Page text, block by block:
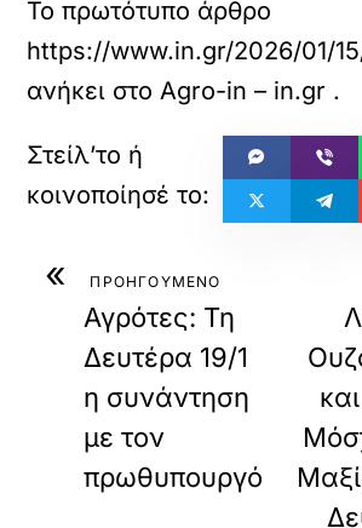
Το πρωτότυπο άρθρο
https://www.in.gr/2026/01/
ανήκει στοAgro-in – in.gr .
« ΠΡΟΗΓΟΥΜΕΝΟ
Αγρότες: Τη
Δευτέρα 19/1
η συνάντηση
με τον
πρωθυπουργό